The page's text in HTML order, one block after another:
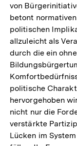
von
betont
politischen
allzuleicht als
durch die ein
politische
hervorgehoben
nicht nur die
verstärkte
Lücken im